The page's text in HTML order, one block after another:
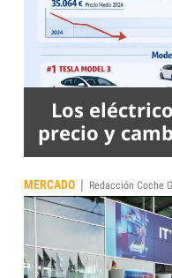
Los
precio y
MERCADO | Redacción Coche